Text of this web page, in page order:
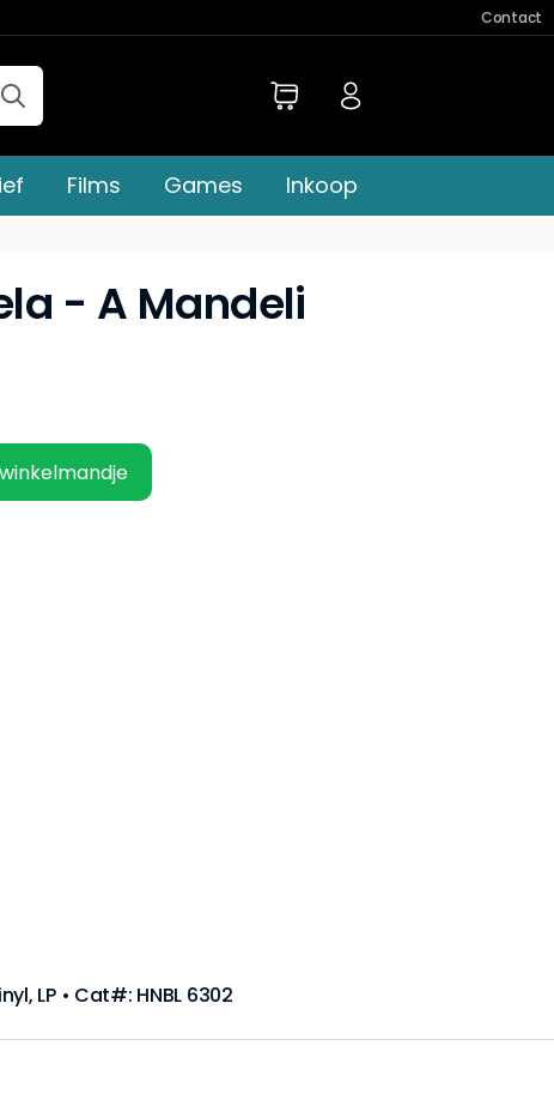
Contact
Films Games Inkoop
- A Mandeli
LP • Cat#: HNBL 6302